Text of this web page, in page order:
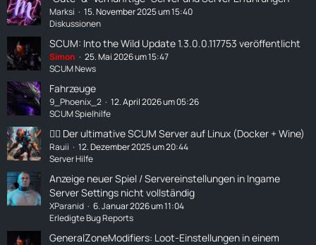
Marksi
15. November 2025 um 15:40
Diskussionen
SCUM: Into the Wild Update 1.3.0.0.117753 veröffentlicht
Simon
25. Mai 2026 um 15:47
SCUM News
Fahrzeuge
9_Phoenix_2
12. April 2026 um 05:26
SCUM Spielhilfe
🧟‍♂️ Der ultimative SCUM Server auf Linux (Docker + Wine)
Rauii
12. Dezember 2025 um 20:44
Server Hilfe
Anzeige neuer Spiel / Servereinstellungen in Ingame
Server Settings nicht vollständig
XParanid
6. Januar 2026 um 11:04
Erledigte Bug Reports
GeneralZoneModifiers: Loot-Einstellungen in einem